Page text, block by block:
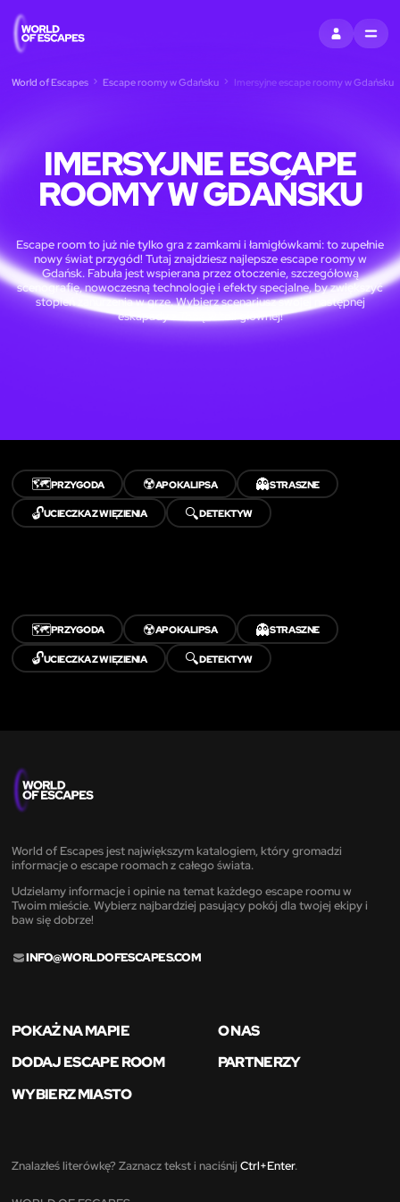
ZALOGUJ SIĘ
MENU
World of Escapes Escape roomy w Gdańsku Imersyjne escape roomy w Gdańsku
IMERSYJNE ESCAPE
ROOMY W GDAŃSKU
Escape room to już nie tylko gra z zamkami i łamigłówkami: to zupełnie
nowy świat przygód! Tutaj znajdziesz najlepsze escape roomy w
Gdańsk. Fabuła jest wspierana przez otoczenie, szczegółową
scenografię, nowoczesną technologię i efekty specjalne, by zwiększyć
stopień zanurzenia w grze. Wybierz scenariusz swojej następnej
eskapady z Tobą w roli głównej!
🗺️PRZYGODA ☢️APOKALIPSA 👻STRASZNE
🔓UCIECZKA Z WIĘZIENIA 🔍DETEKTYW
🗺️PRZYGODA ☢️APOKALIPSA 👻STRASZNE
🔓UCIECZKA Z WIĘZIENIA 🔍DETEKTYW
World of Escapes jest największym katalogiem, który gromadzi
informacje o escape roomach z całego świata.
Udzielamy informacje i opinie na temat każdego escape roomu w
Twoim mieście. Wybierz najbardziej pasujący pokój dla twojej ekipy i
baw się dobrze!
INFO@WORLDOFESCAPES.COM
POKAŻ NA MAPIE
O NAS
DODAJ ESCAPE ROOM
PARTNERZY
WYBIERZ MIASTO
Znalazłeś literówkę? Zaznacz tekst i naciśnij Ctrl+Enter.